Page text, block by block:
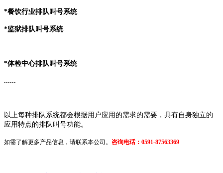
*餐饮行业排队叫号系统
*监狱排队叫号系统
*体检中心排队叫号系统
......
以上每种排队系统都会根据用户应用的需求的需要，具有自身独立的
应用特点的排队叫号功能。
如需了解更多产品信息，请联系本公司。 咨询电话：0591-87563369